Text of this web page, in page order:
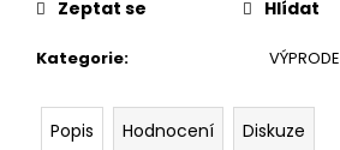
Kategorie:
Zeptat se Hlídat
Popis Hodnocení Diskuze